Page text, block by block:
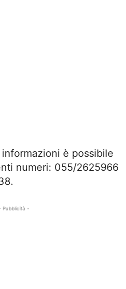
è possibile
numeri: 055/2625966
Pubblicità -